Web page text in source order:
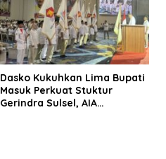
Dasko Kukuhkan Lima Bupati
Masuk Perkuat Stuktur
Gerindra Sulsel, AIA